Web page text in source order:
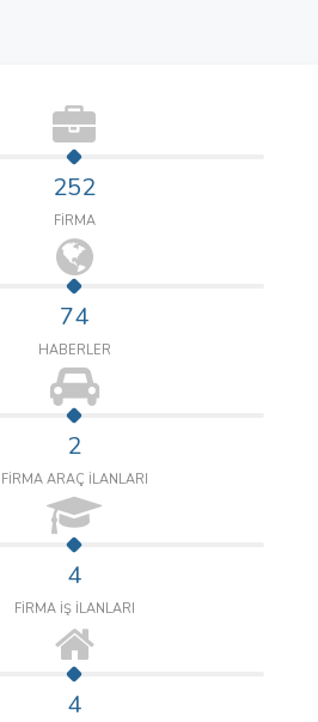
252
FİRMA
74
HABERLER
2
FİRMA ARAÇ İLANLARI
4
FİRMA İŞ İLANLARI
4